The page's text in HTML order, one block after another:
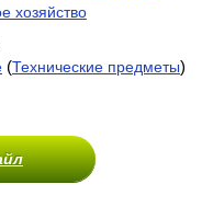
хозяйство
(Технические предметы)